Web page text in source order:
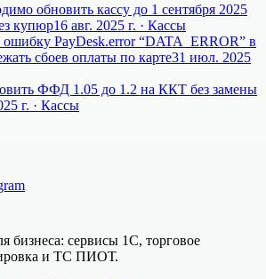
обновить кассу до 1 сентября 2025
купюр16 авг. 2025 г. · Кассы
ошибку PayDesk.error “DATA_ERROR” в
сбоев оплаты по карте31 июл. 2025
ФФД 1.05 до 1.2 на ККТ без замены
г. · Кассы
бизнеса: сервисы 1С, торговое
и ТС ПИОТ.